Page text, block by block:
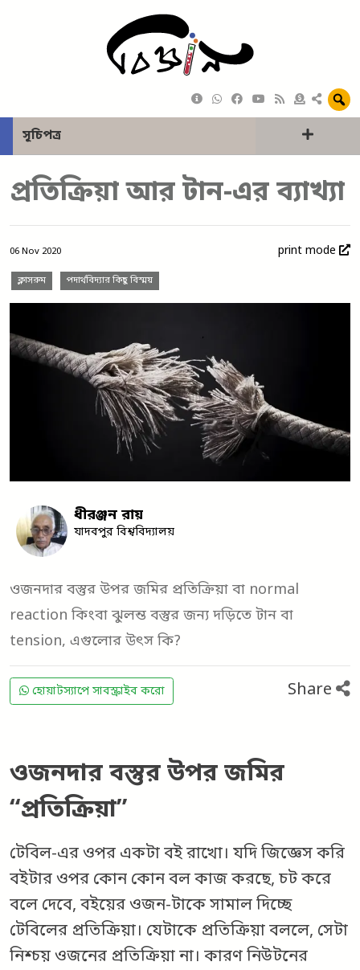
সূচিপত্র
প্রতিক্রিয়া আর টান-এর ব্যাখ্যা
06 Nov 2020 print mode
ক্লাসরুম পদার্থবিদ্যার কিছু বিস্ময়
ধীরঞ্জন রায়
যাদবপুর বিশ্ববিদ্যালয়
ওজনদার বস্তুর উপর জমির প্রতিক্রিয়া বা normal
reaction কিংবা ঝুলন্ত বস্তুর জন্য দড়িতে টান বা
tension, এগুলোর উৎস কি?
হোয়াটস্যাপে সাবস্ক্রাইব করো Share
ওজনদার বস্তুর উপর জমির
“প্রতিক্রিয়া”
টেবিল-এর ওপর একটা বই রাখো। যদি জিজ্ঞেস করি
বইটার ওপর কোন কোন বল কাজ করছে, চট করে
বলে দেবে, বইয়ের ওজন-টাকে সামাল দিচ্ছে
টেবিলের প্রতিক্রিয়া। যেটাকে প্রতিক্রিয়া বললে, সেটা
নিশ্চয় ওজনের প্রতিক্রিয়া না। কারণ নিউটনের